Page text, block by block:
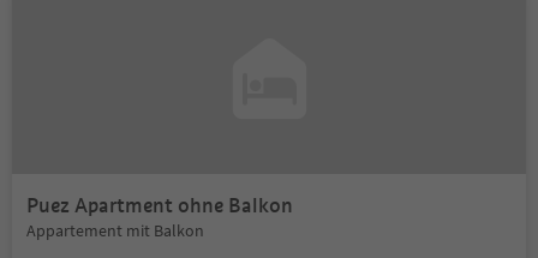
Puez Apartment ohne Balkon
Appartement mit Balkon